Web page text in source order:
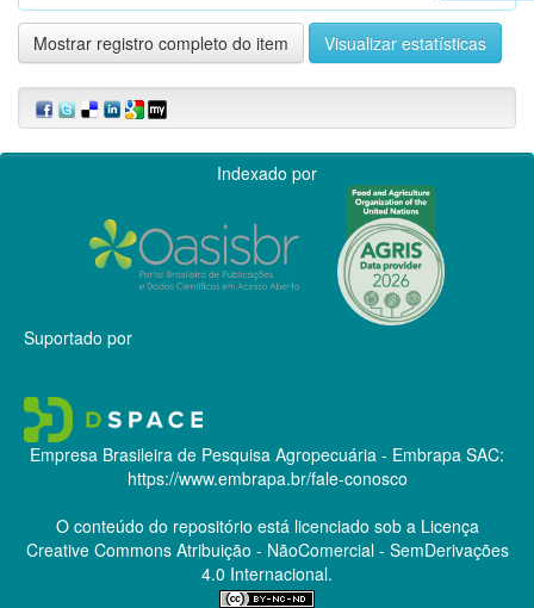
Mostrar registro completo do item Visualizar estatísticas
Indexado por
Suportado por
Empresa Brasileira de Pesquisa Agropecuária - Embrapa SAC:
https://www.embrapa.br/fale-conosco
O conteúdo do repositório está licenciado sob a Licença
Creative CommonsAtribuição - NãoComercial - SemDerivações
4.0 Internacional.